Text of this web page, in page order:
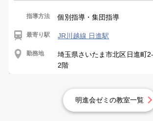
指導方法 個別指導・集団指導
最寄り駅 JR川越線 日進駅
勤務地
埼玉県さいたま市北区日進町
2階
明進会ゼミの教室一覧